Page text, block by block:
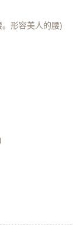
形容美人的腰)